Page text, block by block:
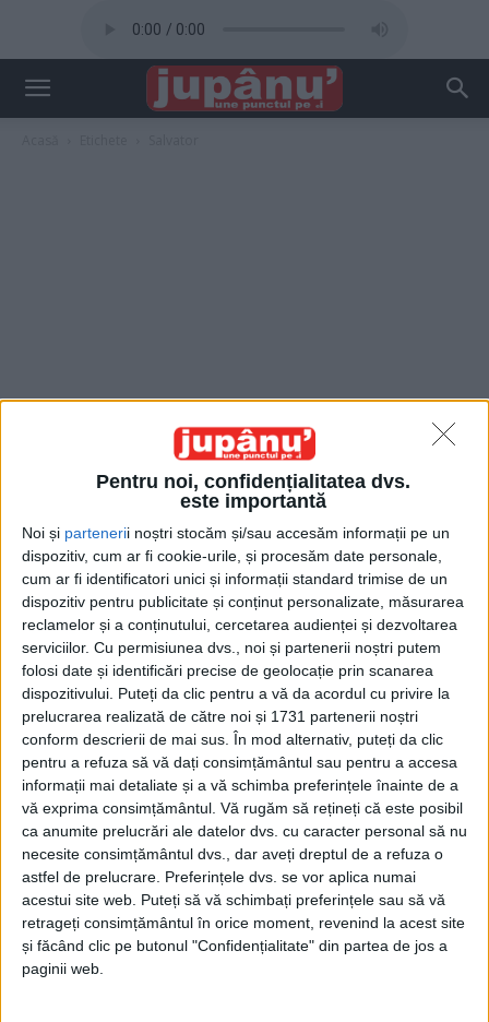
Pentru noi, confidențialitatea dvs.
este importantă
Noi și partenerii noștri stocăm și/sau accesăm informații pe un
dispozitiv, cum ar fi cookie-urile, și procesăm date personale,
cum ar fi identificatori unici și informații standard trimise de un
dispozitiv pentru publicitate și conținut personalizate, măsurarea
reclamelor și a conținutului, cercetarea audienței și dezvoltarea
serviciilor. Cu permisiunea dvs., noi și partenerii noștri putem
folosi date și identificări precise de geolocație prin scanarea
dispozitivului. Puteți da clic pentru a vă da acordul cu privire la
prelucrarea realizată de către noi și 1731 partenerii noștri
conform descrierii de mai sus. În mod alternativ, puteți da clic
pentru a refuza să vă dați consimțământul sau pentru a accesa
informații mai detaliate și a vă schimba preferințele înainte de a
vă exprima consimțământul. Vă rugăm să rețineți că este posibil
ca anumite prelucrări ale datelor dvs. cu caracter personal să nu
necesite consimțământul dvs., dar aveți dreptul de a refuza o
astfel de prelucrare. Preferințele dvs. se vor aplica numai
acestui site web. Puteți să vă schimbați preferințele sau să vă
retrageți consimțământul în orice moment, revenind la acest site
și făcând clic pe butonul "Confidențialitate" din partea de jos a
paginii web.
Etichetă: salvator
Traian Popovici, mai mare salvator decît
celebrul Schindler